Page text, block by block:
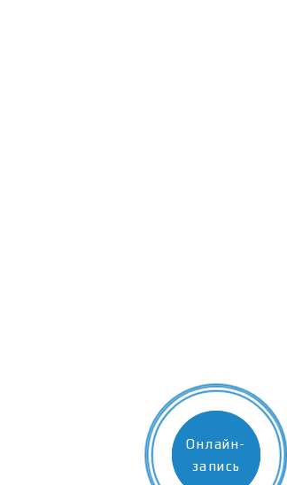
Онлайн-
запись
Онлайн-
запись
Онлайн-
запись